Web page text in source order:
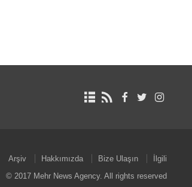
Arşiv Hakkımızda Bize Ulaşın
İlgili
© 2017 Mehr News Agency. All rights reserved